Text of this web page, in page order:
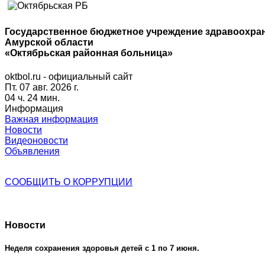
Государственное бюджетное учреждение
Амурской области
«Октябрьская районная больница»
oktbol.ru - официальный сайт
Пт. 07 авг. 2026 г.
04 ч. 24 мин.
Информация
Важная информация
Новости
Видеоновости
Объявления
СООБЩИТЬ О КОРРУПЦИИ
Новости
Неделя сохранения здоровья детей с 1 по 7 июня.